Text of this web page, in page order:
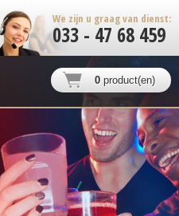
We zijn u graag van dienst:
033 - 47 68 459
0 product(en)